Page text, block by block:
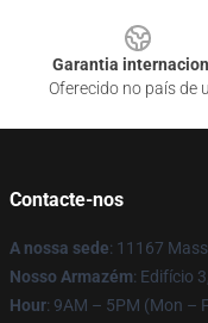
Garantia
Oferecido no país de
Contacte-nos
A nossa sede: 11167
Nosso Armazém: Edifício
Hour: 9AM – 5PM (Mon –